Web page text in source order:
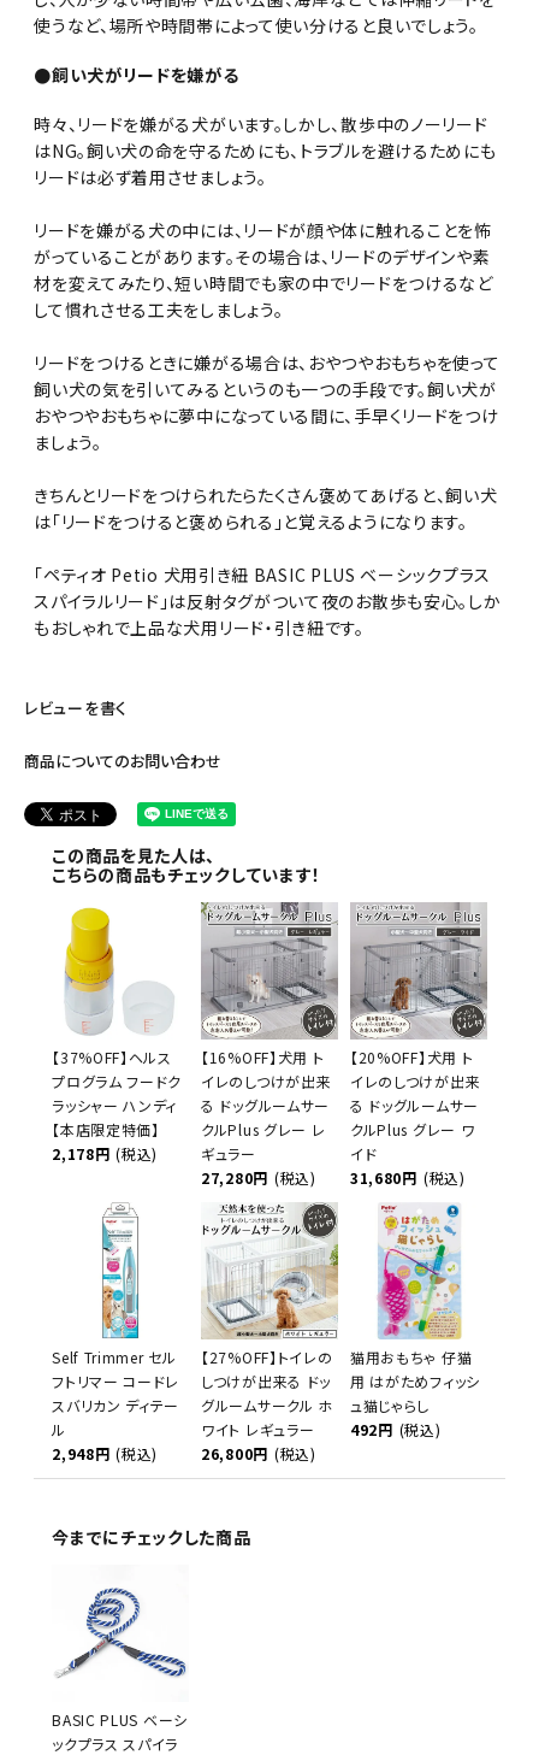
使うなど、場所や時間帯によって使い分けると良いでしょう。
●飼い犬がリードを嫌がる
時々、リードを嫌がる犬がいます。しかし、散歩中のノーリード
はNG。飼い犬の命を守るためにも、トラブルを避けるためにも
リードは必ず着用させましょう。
リードを嫌がる犬の中には、リードが顔や体に触れることを怖
がっていることがあります。その場合は、リードのデザインや素
材を変えてみたり、短い時間でも家の中でリードをつけるなど
して慣れさせる工夫をしましょう。
リードをつけるときに嫌がる場合は、おやつやおもちゃを使って
飼い犬の気を引いてみるというのも一つの手段です。飼い犬が
おやつやおもちゃに夢中になっている間に、手早くリードをつけ
ましょう。
きちんとリードをつけられたらたくさん褒めてあげると、飼い犬
は「リードをつけると褒められる」と覚えるようになります。
「ペティオ Petio 犬用引き紐 BASIC PLUS ベーシックプラス
スパイラルリード」は反射タグがついて夜のお散歩も安心。しか
もおしゃれで上品な犬用リード・引き紐です。
レビューを書く
商品についてのお問い合わせ
この商品を見た人は、
こちらの商品もチェックしています！
【37%OFF】ヘルス
プログラム フードク
ラッシャー ハンディ
【本店限定特価】
2,178円 (税込)
【16%OFF】犬用 ト
イレのしつけが出来
る ドッグルームサー
クルPlus グレー レ
ギュラー
27,280円 (税込)
【20%OFF】犬用 ト
イレのしつけが出来
る ドッグルームサー
クルPlus グレー ワ
イド
31,680円 (税込)
Self Trimmer セル
フトリマー コードレ
スバリカン ディテー
ル
2,948円 (税込)
【27%OFF】トイレの
しつけが出来る ドッ
グルームサークル ホ
ワイト レギュラー
26,800円 (税込)
猫用おもちゃ 仔猫
用 はがためフィッシ
ュ猫じゃらし
492円 (税込)
今までにチェックした商品
BASIC PLUS ベーシ
ックプラス スパイラ